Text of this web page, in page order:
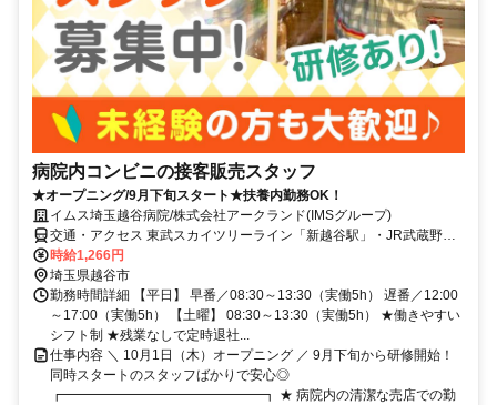
病院内コンビニの接客販売スタッフ
★オープニング/9月下旬スタート★扶養内勤務OK！
イムス埼玉越谷病院/株式会社アークランド(IMSグループ)
交通・アクセス 東武スカイツリーライン「新越谷駅」・JR武蔵野線
「南越谷駅」からバス／バス停「伊原一丁目」から徒歩3分、東武ス
カイツリーライン「蒲生駅」から徒歩25分
時給1,266円
埼玉県越谷市
勤務時間詳細 【平日】 早番／08:30～13:30（実働5h） 遅番／12:00
～17:00（実働5h） 【土曜】 08:30～13:30（実働5h） ★働きやすい
シフト制 ★残業なしで定時退社...
仕事内容 ＼ 10月1日（木）オープニング ／ 9月下旬から研修開始！
同時スタートのスタッフばかりで安心◎
┏━━━━━━━━━━━━━━━┓ ★ 病院内の清潔な売店での勤